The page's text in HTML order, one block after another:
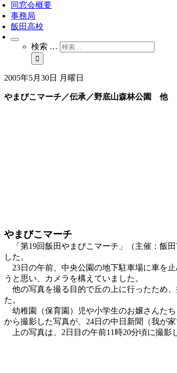
同窓会概要
事務局
飯田高校
検索 …
2005年5月30日 月曜日
やまびこマーチ／伝承／野底山森林公園 他
やまびこマーチ
「第19回飯田やまびこマーチ」（主催：飯
した。
23日の午前、中央公園の地下駐車場に車を
うと思い、カメラを構えていました。
他の写真を撮る目的で丘の上に行ったため
た。
幼稚園（保育園）児や小学生のお嬢さんた
から撮影した写真が、24日の中日新聞（我が
上の写真は、2日目の午前11時20分頃に撮影